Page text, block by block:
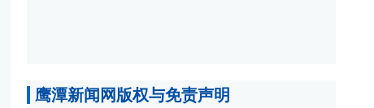
鹰潭新闻网版权与免责声明